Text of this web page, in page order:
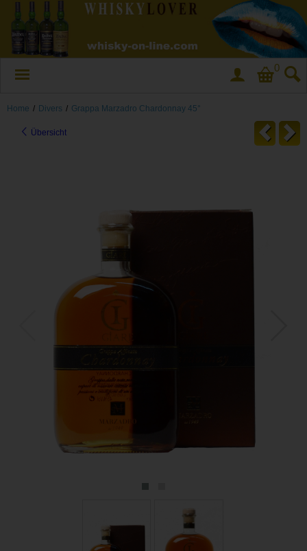
0
Home / Divers / Grappa Marzadro Chardonnay 45°
Übersicht